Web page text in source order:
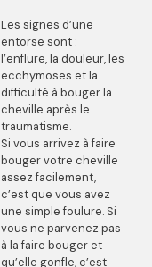
Les signes d’une
entorse sont :
l’enflure, la douleur, les
ecchymoses et la
difficulté à bouger la
cheville après le
traumatisme.
Si vous arrivez à faire
bouger votre cheville
assez facilement,
c’est que vous avez
une simple foulure. Si
vous ne parvenez pas
à la faire bouger et
qu’elle gonfle, c’est